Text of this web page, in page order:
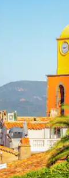
le bas